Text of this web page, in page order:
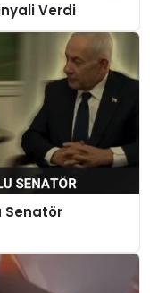
Verdi
Senatör